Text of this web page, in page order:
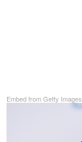
Embed from Getty Images